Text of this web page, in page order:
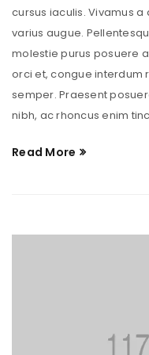
cursus iaculis. Vivamus
varius augue.
molestie purus posuere
orci et, congue interdum
semper. Praesent
nibh, ac rhoncus enim
Read More